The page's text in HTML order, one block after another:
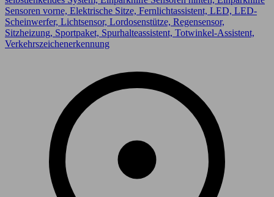
Sensoren vorne, Elektrische Sitze, Fernlichtassistent, LED, LED-
Scheinwerfer, Lichtsensor, Lordosenstütze, Regensensor,
Sitzheizung, Sportpaket, Spurhalteassistent, Totwinkel-Assistent,
Verkehrszeichenerkennung